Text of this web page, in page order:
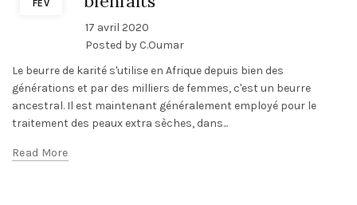
FÉV
17 avril 2020
Posted by C.Oumar
Le beurre de karité s'utilise en Afrique depuis bien des
générations et par des milliers de femmes, c'est un beurre
ancestral. Il est maintenant généralement employé pour le
traitement des peaux extra sèches, dans...
Read More